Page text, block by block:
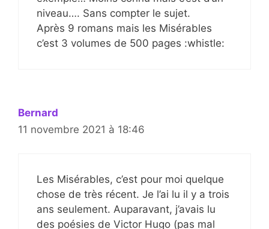
niveau…. Sans compter le sujet.
Après 9 romans mais les Misérables
c’est 3 volumes de 500 pages :whistle:
Bernard
11 novembre 2021 à 18:46
Les Misérables, c’est pour moi quelque
chose de très récent. Je l’ai lu il y a trois
ans seulement. Auparavant, j’avais lu
des poésies de Victor Hugo (pas mal